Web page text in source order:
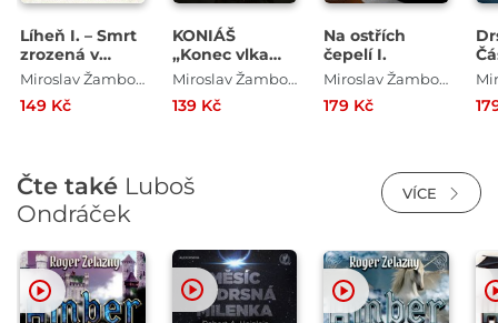
Líheň I. – Smrt
zrozená v
Praze
Miroslav Žamboch
149 Kč
KONIÁŠ
„Konec vlka
samotáře“
Miroslav Žamboch
139 Kč
Na ostřích
čepelí I.
Miroslav Žamboch
179 Kč
Čte také Luboš
Ondráček
VÍCE